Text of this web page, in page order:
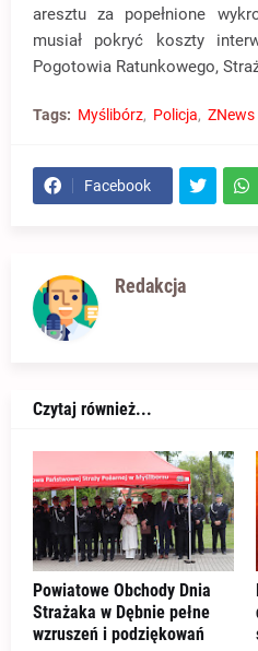
aresztu za popełnione
musiał pokryć koszty
Pogotowia Ratunkowego,
Tags: Myślibórz Policja ZNews
Facebook
Redakcja
Czytaj również...
Powiatowe Obchody Dnia
Strażaka w Dębnie pełne
wzruszeń i podziękowań